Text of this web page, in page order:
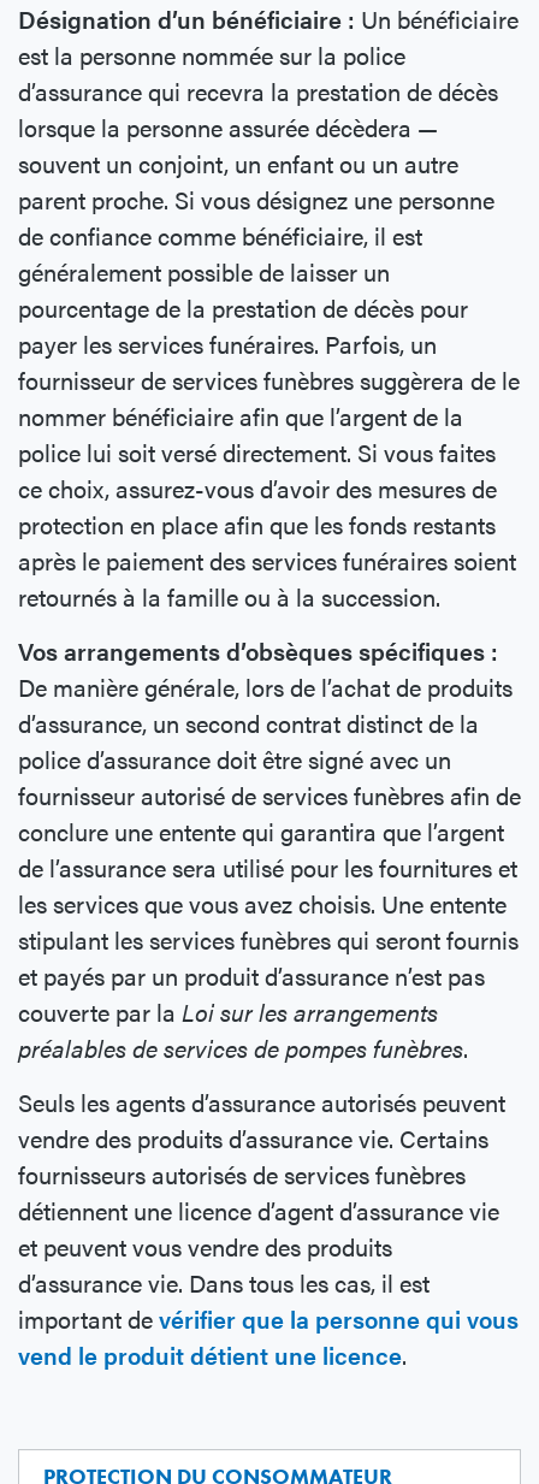
PROTECTION DU CONSOMMATEUR
Désignation d’un bénéficiaire : Un bénéficiaire
est la personne nommée sur la police
d’assurance qui recevra la prestation de décès
lorsque la personne assurée décèdera —
souvent un conjoint, un enfant ou un autre
parent proche. Si vous désignez une personne
de confiance comme bénéficiaire, il est
généralement possible de laisser un
pourcentage de la prestation de décès pour
payer les services funéraires. Parfois, un
fournisseur de services funèbres suggèrera de le
nommer bénéficiaire afin que l’argent de la
police lui soit versé directement. Si vous faites
ce choix, assurez-vous d’avoir des mesures de
protection en place afin que les fonds restants
après le paiement des services funéraires soient
retournés à la famille ou à la succession.
Vos arrangements d’obsèques spécifiques :
De manière générale, lors de l’achat de produits
d’assurance, un second contrat distinct de la
police d’assurance doit être signé avec un
fournisseur autorisé de services funèbres afin de
conclure une entente qui garantira que l’argent
de l’assurance sera utilisé pour les fournitures et
les services que vous avez choisis. Une entente
stipulant les services funèbres qui seront fournis
et payés par un produit d’assurance n’est pas
couverte par la Loi sur les arrangements
préalables de services de pompes funèbres.
Seuls les agents d’assurance autorisés peuvent
vendre des produits d’assurance vie. Certains
fournisseurs autorisés de services funèbres
détiennent une licence d’agent d’assurance vie
et peuvent vous vendre des produits
d’assurance vie. Dans tous les cas, il est
important devérifier que la personne qui vous
vend le produit détient une licence.